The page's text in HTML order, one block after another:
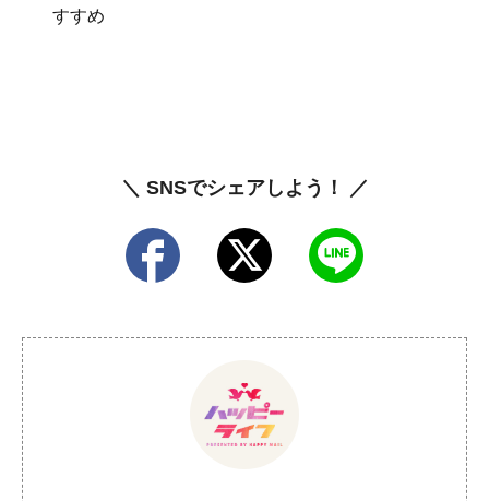
すすめ
＼ SNSでシェアしよう！ ／